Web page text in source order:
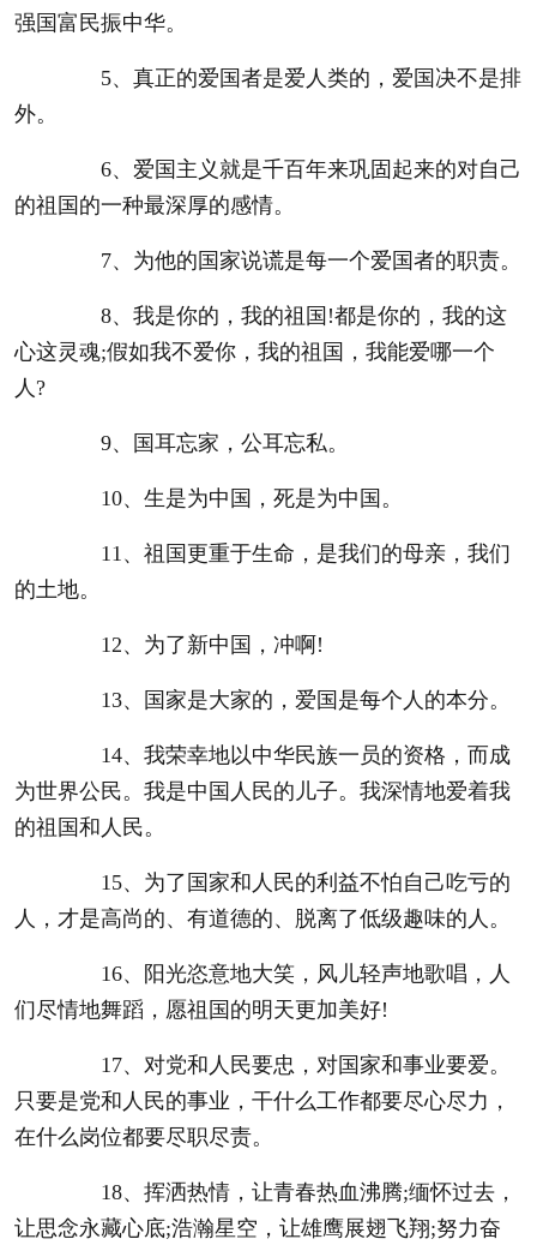
强国富民振中华。
5、真正的爱国者是爱人类的，爱国决不是排
外。
6、爱国主义就是千百年来巩固起来的对自己
的祖国的一种最深厚的感情。
7、为他的国家说谎是每一个爱国者的职责。
8、我是你的，我的祖国!都是你的，我的这
心这灵魂;假如我不爱你，我的祖国，我能爱哪一个
人?
9、国耳忘家，公耳忘私。
10、生是为中国，死是为中国。
11、祖国更重于生命，是我们的母亲，我们
的土地。
12、为了新中国，冲啊!
13、国家是大家的，爱国是每个人的本分。
14、我荣幸地以中华民族一员的资格，而成
为世界公民。我是中国人民的儿子。我深情地爱着我
的祖国和人民。
15、为了国家和人民的利益不怕自己吃亏的
人，才是高尚的、有道德的、脱离了低级趣味的人。
16、阳光恣意地大笑，风儿轻声地歌唱，人
们尽情地舞蹈，愿祖国的明天更加美好!
17、对党和人民要忠，对国家和事业要爱。
只要是党和人民的事业，干什么工作都要尽心尽力，
在什么岗位都要尽职尽责。
18、挥洒热情，让青春热血沸腾;缅怀过去，
让思念永藏心底;浩瀚星空，让雄鹰展翅飞翔;努力奋